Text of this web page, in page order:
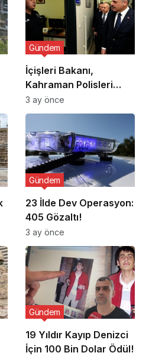
İçişleri Bakanı,
Kahraman Polisleri
Ziyaret Etti
Gündem
3 ay önce
23 İlde Dev Operasyon:
405 Gözaltı!
Gündem
3 ay önce
19 Yıldır Kayıp Denizci
İçin 100 Bin Dolar Ödül!
Gündem